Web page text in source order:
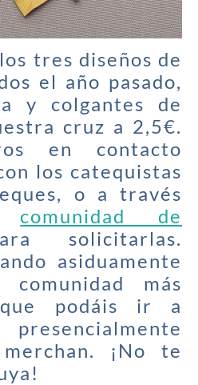
tres diseños de
el año pasado,
y colgantes de
cruz a 2,5€.
en contacto
los catequistas
o a través
comunidad de
solicitarlas.
asiduamente
más
podáis ir a
¡No te